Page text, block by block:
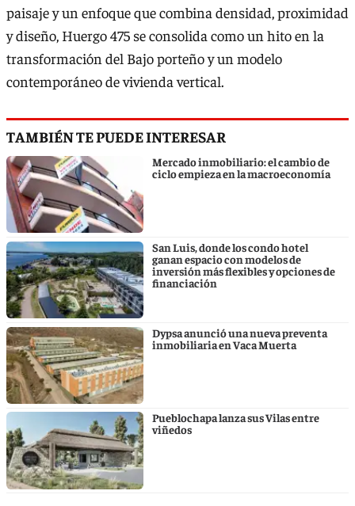
paisaje y un enfoque que combina densidad, proximidad
y diseño, Huergo 475 se consolida como un hito en la
transformación del Bajo porteño y un modelo
contemporáneo de vivienda vertical.
TAMBIÉN TE PUEDE INTERESAR
Mercado inmobiliario: el cambio de
ciclo empieza en la macroeconomía
San Luis, donde los condo hotel
ganan espacio con modelos de
inversión más flexibles y opciones de
financiación
Dypsa anunció una nueva preventa
inmobiliaria en Vaca Muerta
Pueblochapa lanza sus Vilas entre
viñedos